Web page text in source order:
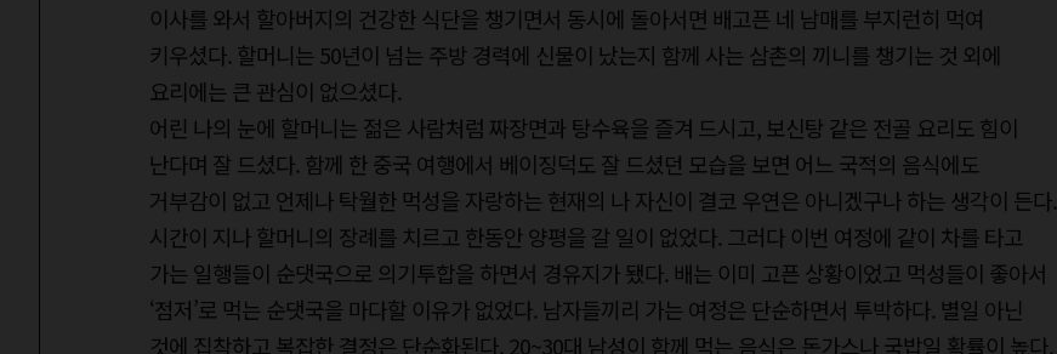
이사를 와서 할아버지의 건강한 식단을 챙기면서 동시에 돌아서면 배고픈 네 남매를 부지런히 먹여
키우셨다. 할머니는 50년이 넘는 주방 경력에 신물이 났는지 함께 사는 삼촌의 끼니를 챙기는 것 외에
요리에는 큰 관심이 없으셨다.
어린 나의 눈에 할머니는 젊은 사람처럼 짜장면과 탕수육을 즐겨 드시고, 보신탕 같은 전골 요리도 힘이
난다며 잘 드셨다. 함께 한 중국 여행에서 베이징덕도 잘 드셨던 모습을 보면 어느 국적의 음식에도
거부감이 없고 언제나 탁월한 먹성을 자랑하는 현재의 나 자신이 결코 우연은 아니겠구나 하는 생각이 든다.
시간이 지나 할머니의 장례를 치르고 한동안 양평을 갈 일이 없었다. 그러다 이번 여정에 같이 차를 타고
가는 일행들이 순댓국으로 의기투합을 하면서 경유지가 됐다. 배는 이미 고픈 상황이었고 먹성들이 좋아서
‘점저’로 먹는 순댓국을 마다할 이유가 없었다. 남자들끼리 가는 여정은 단순하면서 투박하다. 별일 아닌
것에 집착하고 복잡한 결정은 단순화된다. 20~30대 남성이 함께 먹는 음식은 돈가스나 국밥일 확률이 높다.